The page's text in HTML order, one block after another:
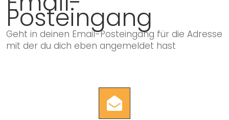
Posteingang
Geht in deinen Email-Posteingang für die Adresse
mit der du dich eben angemeldet hast